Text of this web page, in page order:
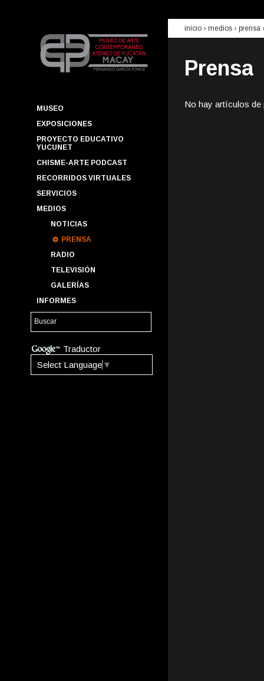
MUSEO
EXPOSICIONES
PROYECTO EDUCATIVO
YUCUNET
CHISME-ARTE PODCAST
RECORRIDOS VIRTUALES
SERVICIOS
MEDIOS
NOTICIAS
PRENSA
RADIO
TELEVISIÓN
GALERÍAS
INFORMES
Traductor
Select Language ▼
inicio › medios › prensa
Prensa
No hay artículos de